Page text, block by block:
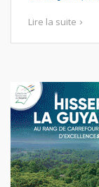
Lire la suite